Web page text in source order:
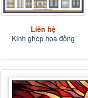
Liên hệ
Kính ghép hoa đồng